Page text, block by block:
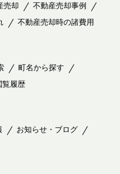
売却
不動産売却事例
不動産売却時の諸費用
町名から探す
覧履歴
お知らせ・ブログ